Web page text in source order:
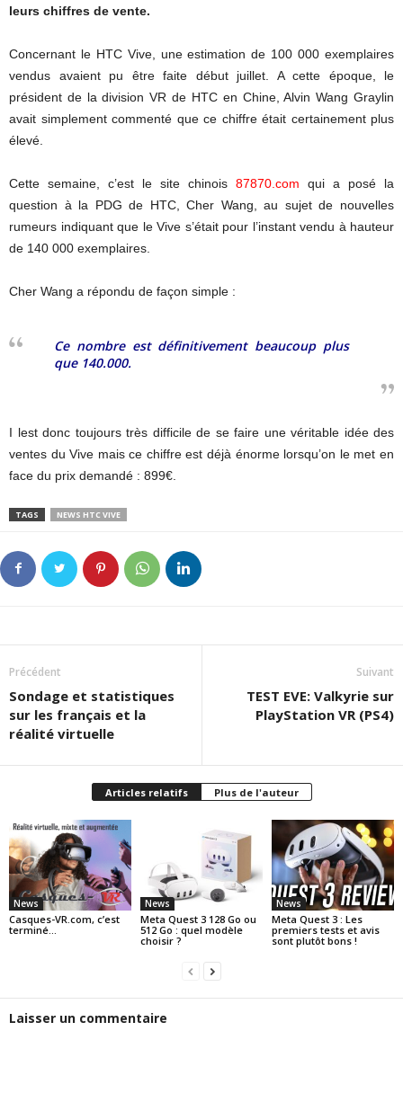
leurs chiffres de vente.
Concernant le HTC Vive, une estimation de 100 000 exemplaires
vendus avaient pu être faite début juillet. A cette époque, le
président de la division VR de HTC en Chine, Alvin Wang Graylin
avait simplement commenté que ce chiffre était certainement plus
élevé.
Cette semaine, c’est le site chinois 87870.com qui a posé la
question à la PDG de HTC, Cher Wang, au sujet de nouvelles
rumeurs indiquant que le Vive s’était pour l’instant vendu à hauteur
de 140 000 exemplaires.
Cher Wang a répondu de façon simple :
Ce nombre est définitivement beaucoup plus
que 140.000.
I lest donc toujours très difficile de se faire une véritable idée des
ventes du Vive mais ce chiffre est déjà énorme lorsqu’on le met en
face du prix demandé : 899€.
TAGS NEWS HTC VIVE
Précédent
Sondage et statistiques
sur les français et la
réalité virtuelle
Suivant
TEST EVE: Valkyrie sur
PlayStation VR (PS4)
Articles relatifs Plus de l'auteur
News
Casques-VR.com, c’est
terminé…
News
Meta Quest 3 128 Go ou
512 Go : quel modèle
choisir ?
News
Meta Quest 3 : Les
premiers tests et avis
sont plutôt bons !
Laisser un commentaire